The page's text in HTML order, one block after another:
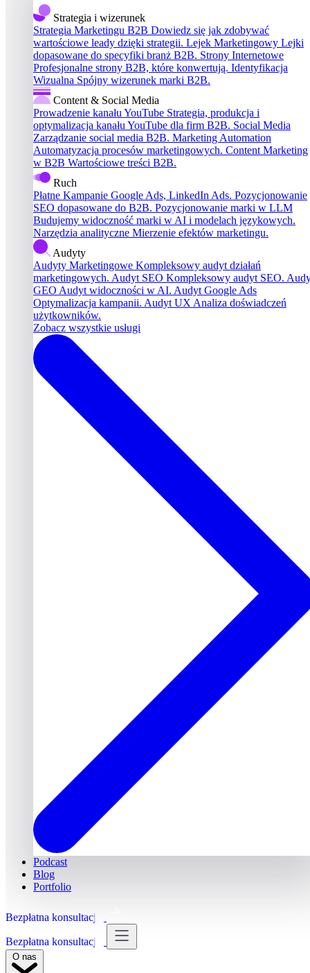
Strategia i wizerunek
Strategia Marketingu B2B Dowiedz się jak zdobywać
wartościowe leady dzięki strategii. Lejek Marketingowy Lejki
dopasowane do specyfiki branż B2B. Strony Internetowe
Profesjonalne strony B2B, które konwertują. Identyfikacja
Wizualna Spójny wizerunek marki B2B.
Content & Social Media
Prowadzenie kanału YouTube Strategia, produkcja i
optymalizacja kanału YouTube dla firm B2B. Social Media
Zarządzanie social media B2B. Marketing Automation
Automatyzacja procesów marketingowych. Content Marketing
w B2B Wartościowe treści B2B.
Ruch
Płatne Kampanie Google Ads, LinkedIn Ads. Pozycjonowanie
SEO dopasowane do B2B. Pozycjonowanie marki w LLM
Budujemy widoczność marki w AI i modelach językowych.
Narzędzia analityczne Mierzenie efektów marketingu.
Audyty
Audyty Marketingowe Kompleksowy audyt działań
marketingowych. Audyt SEO Kompleksowy audyt SEO.
GEO Audyt widoczności w AI. Audyt Google Ads
Optymalizacja kampanii. Audyt UX Analiza doświadczeń
użytkowników.
Zobacz wszystkie usługi
Podcast
Blog
Portfolio
Bezpłatna konsultacja
Bezpłatna konsultacja